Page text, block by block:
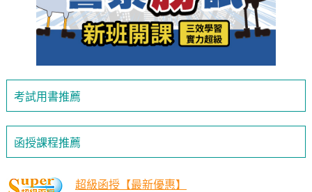
考試用書推薦
函授課程推薦
超級函授【最新優惠】